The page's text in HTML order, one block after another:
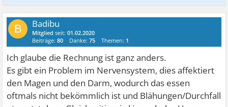
B Badibu
Mitglied seit:01.02.2020
Beiträge:80 Danke:75 Themen: 1
Ich glaube die Rechnung ist ganz anders.
Es gibt ein Problem im Nervensystem, dies affektiert
den Magen und den Darm, wodurch das essen
oftmals nicht bekömmlich ist und Blähungen/Durchfall